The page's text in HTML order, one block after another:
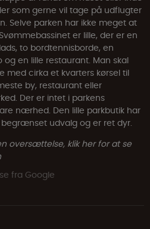
som gerne vil tage på udflugter
Selve parken har ikke meget at
er lille, der er en
to bordtennisborde, en
og en lille restaurant. Man skal
med cirka et kvarters kørsel til
by, restaurant eller
Der er intet i parkens
nærhed. Den lille parkbutik har
udvalg og er ret dyr.
oversættelse, klik her for at se
fra Google